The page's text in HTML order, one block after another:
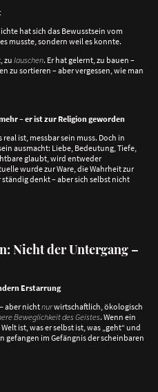
hat sich das Bewusstsein vom
musste, sondern weil es konnte.
zu lauschen. Er hat gelernt, zu bauen –
zu sortieren – aber vergessen, wie man
– er ist zur Religion geworden
ist, messbar sein muss. Doch in
ausmacht: Liebe, Bedeutung, Tiefe,
glaubt, wird entweder
wurde zur Ware, die Wahrheit zur
denkt – aber sich selbst nicht
Nicht der Untergang –
Erstarrung
aber nichtnurwirtschaftlich, ökologisch
Beweglichkeit des Geistes. Wenn ein
ist, was er selbst ist, was „geht“ und
gefangen im Gefängnis der scheinbaren